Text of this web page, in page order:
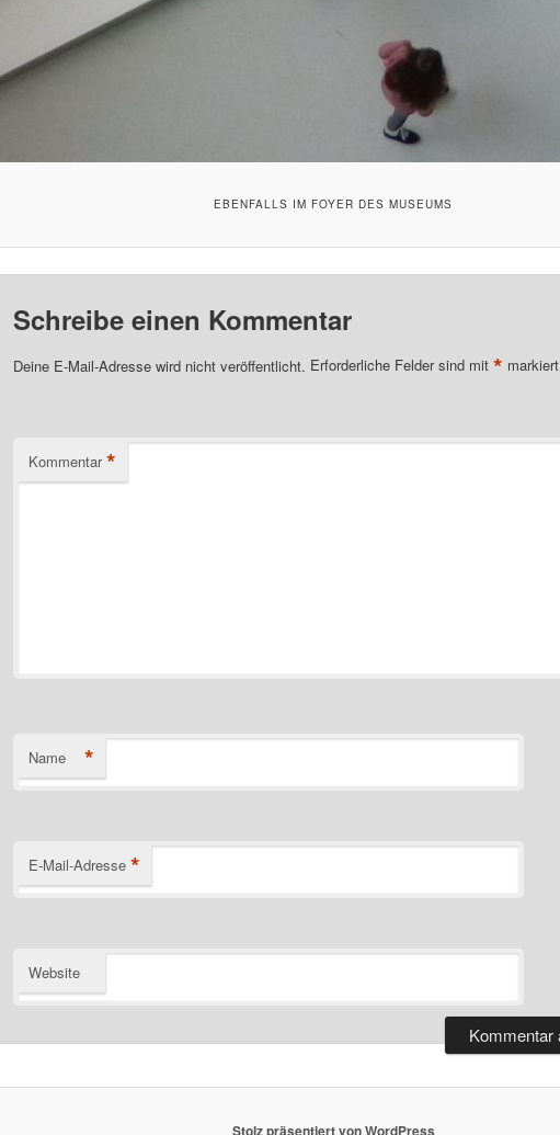
EBENFALLS IM FOYER DES MUSEUMS
Schreibe einen Kommentar
Deine E-Mail-Adresse wird nicht veröffentlicht. Erforderliche Felder sind mit * markiert
Kommentar *
Name *
E-Mail-Adresse *
Website
Stolz präsentiert von WordPress